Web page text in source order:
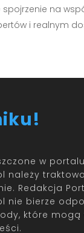
na
i realnym
w portalu
należy
Redakcja
nie bierze
które mogą